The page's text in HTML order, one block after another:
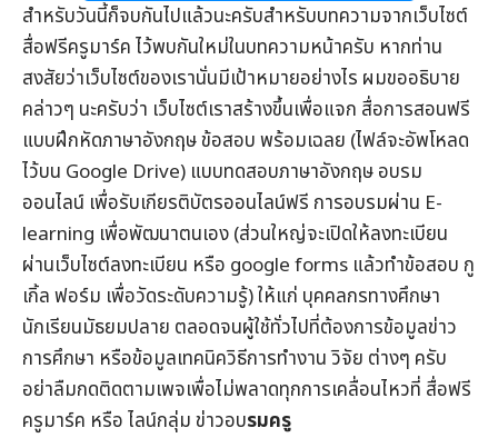
สำหรับวันนี้ก็จบกันไปแล้วนะครับสำหรับบทความจากเว็บไซต์
สื่อฟรีครูมาร์คไว้พบกันใหม่ในบทความหน้าครับ หากท่าน
สงสัยว่าเว็บไซต์ของเรานั่นมีเป้าหมายอย่างไร ผมขออธิบาย
คล่าวๆ นะครับว่า เว็บไซต์เราสร้างขึ้นเพื่อแจก สื่อการสอนฟรี
แบบฝึกหัดภาษาอังกฤษข้อสอบพร้อมเฉลย (ไฟล์จะอัพโหลด
ไว้บน Google Drive) แบบทดสอบภาษาอังกฤษอบรม
ออนไลน์ เพื่อรับเกียรติบัตรออนไลน์ฟรี การอบรมผ่าน E-
learning เพื่อพัฒนาตนเอง (ส่วนใหญ่จะเปิดให้ลงทะเบียน
ผ่านเว็บไซต์ลงทะเบียน หรือ google forms แล้วทำข้อสอบ กู
เกิ้ล ฟอร์ม เพื่อวัดระดับความรู้) ให้แก่ บุคคลกรทางศึกษา
นักเรียนมัธยมปลาย ตลอดจนผู้ใช้ทั่วไปที่ต้องการข้อมูลข่าว
การศึกษา หรือข้อมูลเทคนิควิธีการทำงาน วิจัย ต่างๆ ครับ
อย่าลืมกดติดตามเพจเพื่อไม่พลาดทุกการเคลื่อนไหวที่ สื่อฟรี
ครูมาร์ค หรือ ไลน์กลุ่มข่าวอบรมครู